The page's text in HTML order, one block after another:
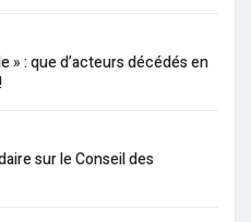
» : que d’acteurs décédés en
sur le Conseil des